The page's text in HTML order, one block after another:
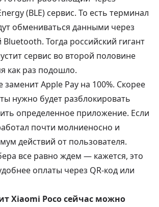
(BLE) сервис. То есть терминал
обмениваться данными через
Тогда российский гигант
сервис во второй половине
как раз подошло.
заменит Apple Pay на 100%. Скорее
нужно будет разблокировать
определенное приложение. Если
почти молниеносно и
действий от пользователя.
все равно ждем — кажется, это
оплаты через QR-код или
Xiaomi Poco сейчас можно